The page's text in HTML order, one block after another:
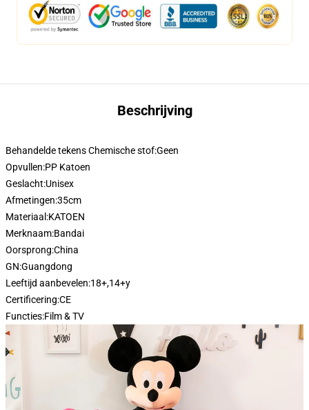
Beschrijving
Behandelde tekens Chemische stof:Geen
Opvullen:PP Katoen
Geslacht:Unisex
Afmetingen:35cm
Materiaal:KATOEN
Merknaam:Bandai
Oorsprong:China
GN:Guangdong
Leeftijd aanbevelen:18+,14+y
Certificering:CE
Functies:Film & TV